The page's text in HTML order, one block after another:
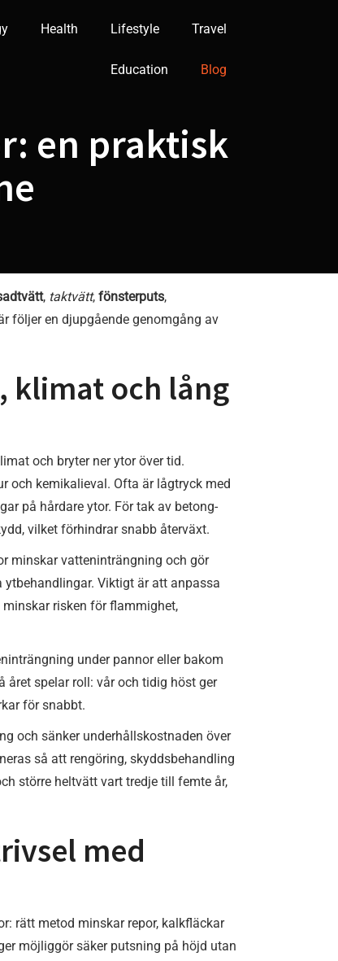
Health Lifestyle Travel
Education Blog
en praktisk
, taktvätt, fönsterputs,
följer en djupgående genomgång av
klimat och lång
och bryter ner ytor över tid.
och kemikalieval. Ofta är lågtryck med
på hårdare ytor. För tak av betong-
vilket förhindrar snabb återväxt.
minskar vatteninträngning och gör
Viktigt är att anpassa
risken för flammighet,
under pannor eller bakom
året spelar roll: vår och tidig höst ger
för snabbt.
och sänker underhållskostnaden över
så att rengöring, skyddsbehandling
större heltvätt vart tredje till femte år,
med
rätt metod minskar repor, kalkfläckar
möjliggör säker putsning på höjd utan